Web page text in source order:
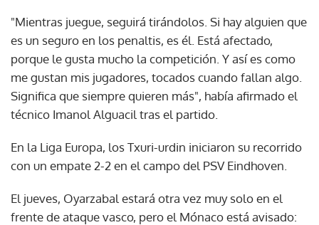
"Mientras juegue, seguirá tirándolos. Si hay alguien que
es un seguro en los penaltis, es él. Está afectado,
porque le gusta mucho la competición. Y así es como
me gustan mis jugadores, tocados cuando fallan algo.
Significa que siempre quieren más", había afirmado el
técnico Imanol Alguacil tras el partido.
En la Liga Europa, los Txuri-urdin iniciaron su recorrido
con un empate 2-2 en el campo del PSV Eindhoven.
El jueves, Oyarzabal estará otra vez muy solo en el
frente de ataque vasco, pero el Mónaco está avisado: